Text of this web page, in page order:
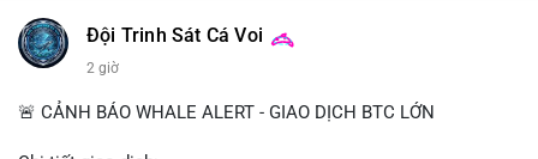
#vlikevn #titanbot
📰 Nguồn: Cointelegraph
Đội Trinh Sát Cá Voi
2 giờ
🚨 CẢNH BÁO WHALE ALERT - GIAO DỊCH BTC LỚN